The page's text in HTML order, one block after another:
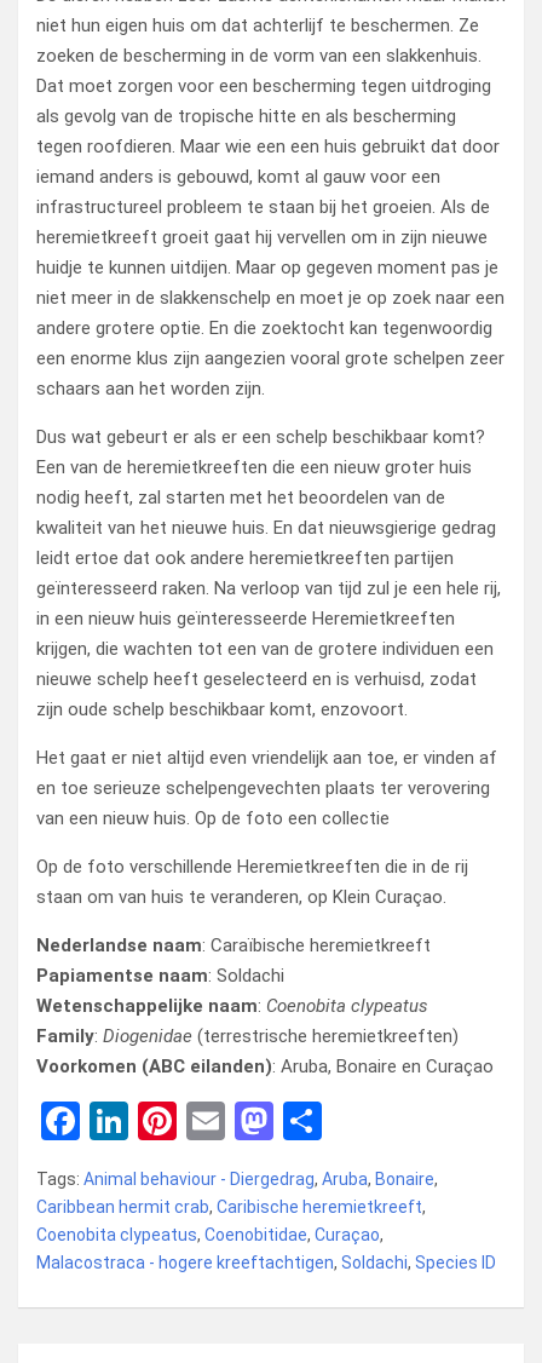
niet hun eigen huis om dat achterlijf te beschermen. Ze
zoeken de bescherming in de vorm van een slakkenhuis.
Dat moet zorgen voor een bescherming tegen uitdroging
als gevolg van de tropische hitte en als bescherming
tegen roofdieren. Maar wie een een huis gebruikt dat door
iemand anders is gebouwd, komt al gauw voor een
infrastructureel probleem te staan bij het groeien. Als de
heremietkreeft groeit gaat hij vervellen om in zijn nieuwe
huidje te kunnen uitdijen. Maar op gegeven moment pas je
niet meer in de slakkenschelp en moet je op zoek naar een
andere grotere optie. En die zoektocht kan tegenwoordig
een enorme klus zijn aangezien vooral grote schelpen zeer
schaars aan het worden zijn.
Dus wat gebeurt er als er een schelp beschikbaar komt?
Een van de heremietkreeften die een nieuw groter huis
nodig heeft, zal starten met het beoordelen van de
kwaliteit van het nieuwe huis. En dat nieuwsgierige gedrag
leidt ertoe dat ook andere heremietkreeften partijen
geïnteresseerd raken. Na verloop van tijd zul je een hele rij,
in een nieuw huis geïnteresseerde Heremietkreeften
krijgen, die wachten tot een van de grotere individuen een
nieuwe schelp heeft geselecteerd en is verhuisd, zodat
zijn oude schelp beschikbaar komt, enzovoort.
Het gaat er niet altijd even vriendelijk aan toe, er vinden af
en toe serieuze schelpengevechten plaats ter verovering
van een nieuw huis. Op de foto een collectie
Op de foto verschillende Heremietkreeften die in de rij
staan om van huis te veranderen, op Klein Curaçao.
Nederlandse naam: Caraïbische heremietkreeft
Papiamentse naam: Soldachi
Wetenschappelijke naam: Coenobita clypeatus
Family: Diogenidae (terrestrische heremietkreeften)
Voorkomen (ABC eilanden): Aruba, Bonaire en Curaçao
F
a
ce
b
o
o
Li
n
ke
dI
n
Pi
nt
er
es
t
E
m
ail
M
a
st
o
d
o
el
e
n
Tags: Animal behaviour - Diergedrag, Aruba, Bonaire,
Caribbean hermit crab, Caribische heremietkreeft,
Coenobita clypeatus, Coenobitidae, Curaçao,
Malacostraca - hogere kreeftachtigen, Soldachi, Species ID